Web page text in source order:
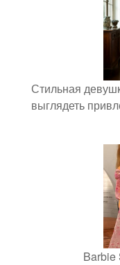
Стильная
выглядеть
Barbie